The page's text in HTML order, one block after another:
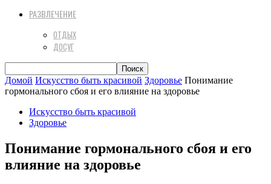
РАЗВЛЕЧЕНИЕ
ОТДЫХ
ДОСУГ
Домой Искусство быть красивой Здоровье Понимание
гормонального сбоя и его влияние на здоровье
Искусство быть красивой
Здоровье
Понимание гормонального сбоя и его
влияние на здоровье